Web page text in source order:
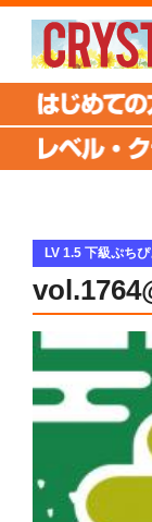
LV 1.5 下級ぷちぴ